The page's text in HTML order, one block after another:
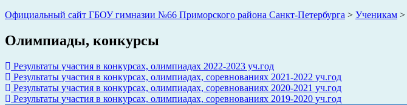
Официальный сайт ГБОУ гимназии №66 Приморского района Санкт-Петербурга > Ученикам >
Олимпиады, конкурсы
Результаты участия в конкурсах, олимпиадах 2022-2023 уч.год
Результаты участия в конкурсах, олимпиадах, соревнованиях 2021-2022 уч.год
Результаты участия в конкурсах, олимпиадах, соревнованиях 2020-2021 уч.год
Результаты участия в конкурсах, олимпиадах, соревнованиях 2019-2020 уч.год